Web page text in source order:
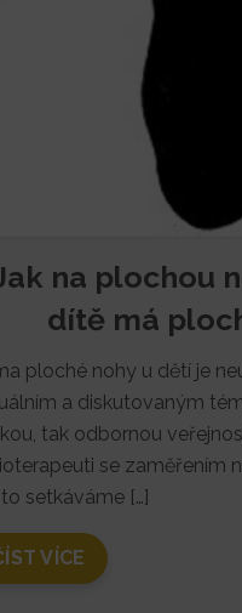
na plochou
dítě má
ploché nohy u dětí je
a diskutovaným
tak odbornou
se zaměřením
setkáváme […]
VÍCE